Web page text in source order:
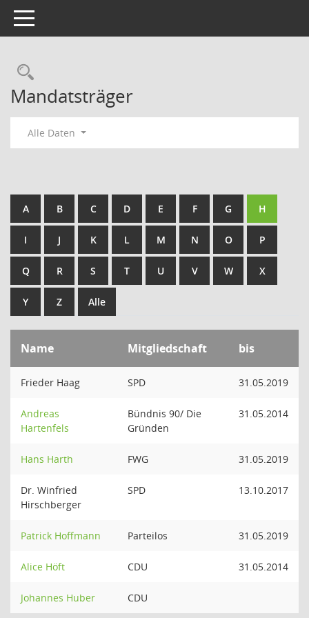
Toggle navigation
Rechercheauswahl
Mandatsträger
Alle Daten
A B C D E F G H
I J K L M N O P
Q R S T U V W X
Y Z Alle
Name Mitgliedschaft bis
Frieder Haag SPD 31.05.2019
Andreas
Hartenfels
Bündnis 90/ Die
Gründen
31.05.2014
Hans Harth FWG 31.05.2019
Dr. Winfried
Hirschberger
SPD 13.10.2017
Patrick Hoffmann Parteilos 31.05.2019
Alice Höft CDU 31.05.2014
Johannes Huber CDU